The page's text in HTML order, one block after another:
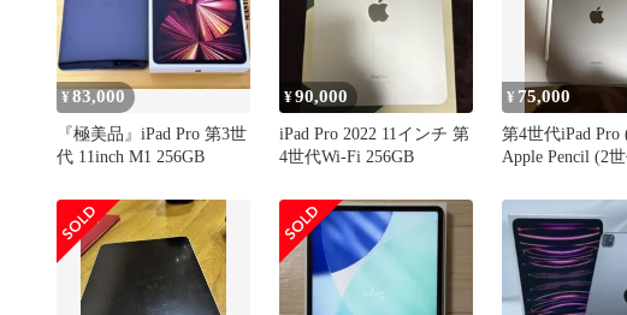
¥83,000
『極美品』iPad Pro 第3世
代 11inch M1 256GB
¥90,000
iPad Pro 2022 11インチ 第
4世代Wi-Fi 256GB
¥ 75,000
第4世代iPad Pro
Apple Pencil (2